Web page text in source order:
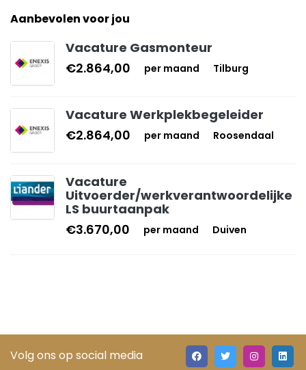
Aanbevolen voor jou
Vacature Gasmonteur
€2.864,00
per maand Tilburg
Vacature Werkplekbegeleider
€2.864,00
per maand Roosendaal
Vacature
Uitvoerder/werkverantwoordelijke
LS buurtaanpak
€3.670,00
per maand Duiven
Volg ons op social media